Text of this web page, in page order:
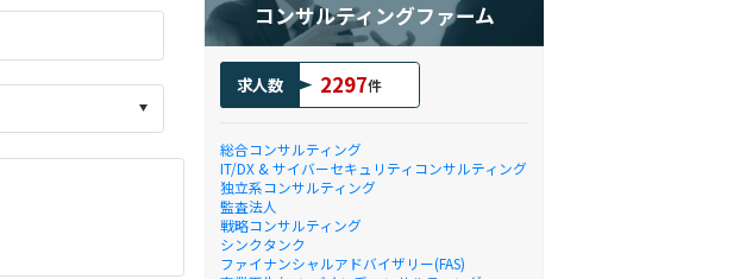
コンサルティングファーム
求人数 2297件
総合コンサルティング
IT/DX & サイバーセキュリティコンサルティング
独立系コンサルティング
監査法人
戦略コンサルティング
シンクタンク
ファイナンシャルアドバイザリー(FAS)